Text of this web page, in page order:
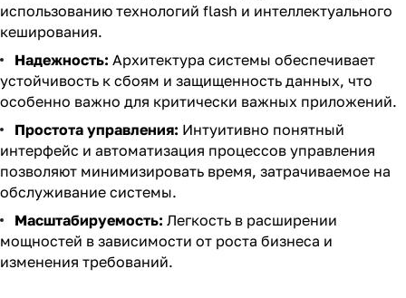
использованию технологий flash и интеллектуального
кеширования.
Надежность: Архитектура системы обеспечивает
устойчивость к сбоям и защищенность данных, что
особенно важно для критически важных приложений.
Простота управления: Интуитивно понятный
интерфейс и автоматизация процессов управления
позволяют минимизировать время, затрачиваемое на
обслуживание системы.
Масштабируемость: Легкость в расширении
мощностей в зависимости от роста бизнеса и
изменения требований.